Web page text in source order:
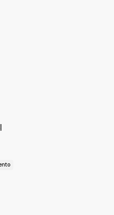
Mais Informações e
!!!